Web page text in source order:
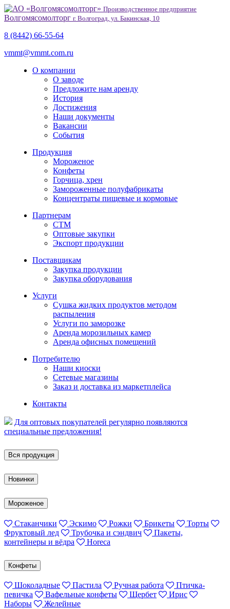
Производственное предприятие
Волгомясомолторг г. Волгоград, ул. Бакинская, 10
8 (8442) 66-55-64
vmmt@vmmt.com.ru
О компании
О заводе
Предложите нам аренду
История
Достижения
Наши документы
Вакансии
События
Продукция
Мороженое
Конфеты
Горчица, хрен
Замороженные полуфабрикаты
Концентраты пищевые и кормовые
Партнерам
СТМ
Оптовые закупки
Экспорт продукции
Поставщикам
Закупка продукции
Закупка оборудования
Услуги
Сушка жидких продуктов методом
распыления
Услуги по заморозке
Аренда морозильных камер
Аренда офисных помещений
Потребителю
Наши киоски
Сетевые магазины
Заказ и доставка из маркетплейса
Контакты
Для оптовых покупателей регулярно появляются
специальные предложения!
Вся продукция
Новинки
Мороженое
Стаканчики Эскимо Рожки Брикеты
Торты
Фруктовый лед
Трубочка и сэндвич
Пакеты,
контейнеры и вёдра
Horeca
Конфеты
Шоколадные Пастила Ручная работа
Птичка-
певичка
Вафельные конфеты Щербет
Ирис
Наборы
Желейные